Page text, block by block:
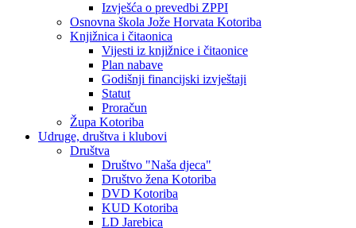
Izvješća o prevedbi ZPPI
Osnovna škola Jože Horvata Kotoriba
Knjižnica i čitaonica
Vijesti iz knjižnice i čitaonice
Plan nabave
Godišnji financijski izvještaji
Statut
Proračun
Župa Kotoriba
Udruge, društva i klubovi
Društva
Društvo "Naša djeca"
Društvo žena Kotoriba
DVD Kotoriba
KUD Kotoriba
LD Jarebica